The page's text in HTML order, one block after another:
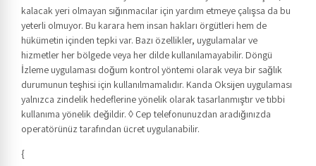
kalacak yeri olmayan sığınmacılar için yardım etmeye çalışsa da bu
yeterli olmuyor. Bu karara hem insan hakları örgütleri hem de
hükümetin içinden tepki var. Bazı özellikler, uygulamalar ve
hizmetler her bölgede veya her dilde kullanılamayabilir. Döngü
İzleme uygulaması doğum kontrol yöntemi olarak veya bir sağlık
durumunun teşhisi için kullanılmamalıdır. Kanda Oksijen uygulaması
yalnızca zindelik hedeflerine yönelik olarak tasarlanmıştır ve tıbbi
kullanıma yönelik değildir. ◊ Cep telefonunuzdan aradığınızda
operatörünüz tarafından ücret uygulanabilir.
{